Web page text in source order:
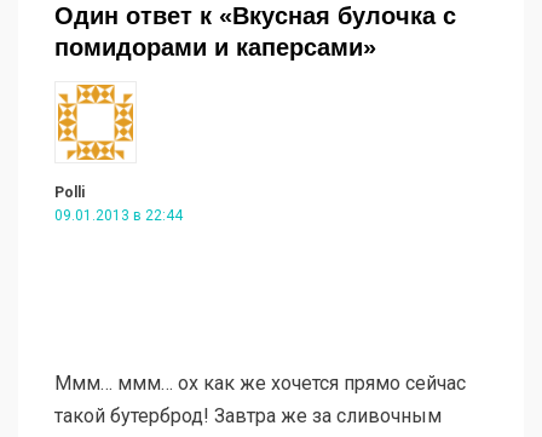
Один ответ к «Вкусная булочка с
помидорами и каперсами»
Polli
09.01.2013 в 22:44
Ммм… ммм… ох как же хочется прямо сейчас
такой бутерброд! Завтра же за сливочным